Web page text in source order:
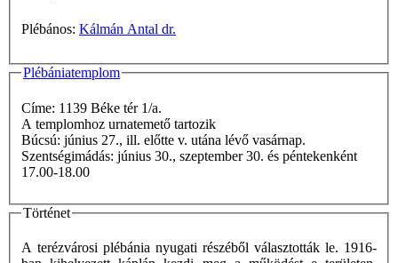
Plébános: Kálmán Antal dr.
Plébániatemplom
Címe: 1139 Béke tér 1/a.
A templomhoz urnatemető tartozik
Búcsú: június 27., ill. előtte v. utána lévő vasárnap.
Szentségimádás: június 30., szeptember 30. és péntekenként
17.00-18.00
Történet
A terézvárosi plébánia nyugati részéből választották le. 1916-